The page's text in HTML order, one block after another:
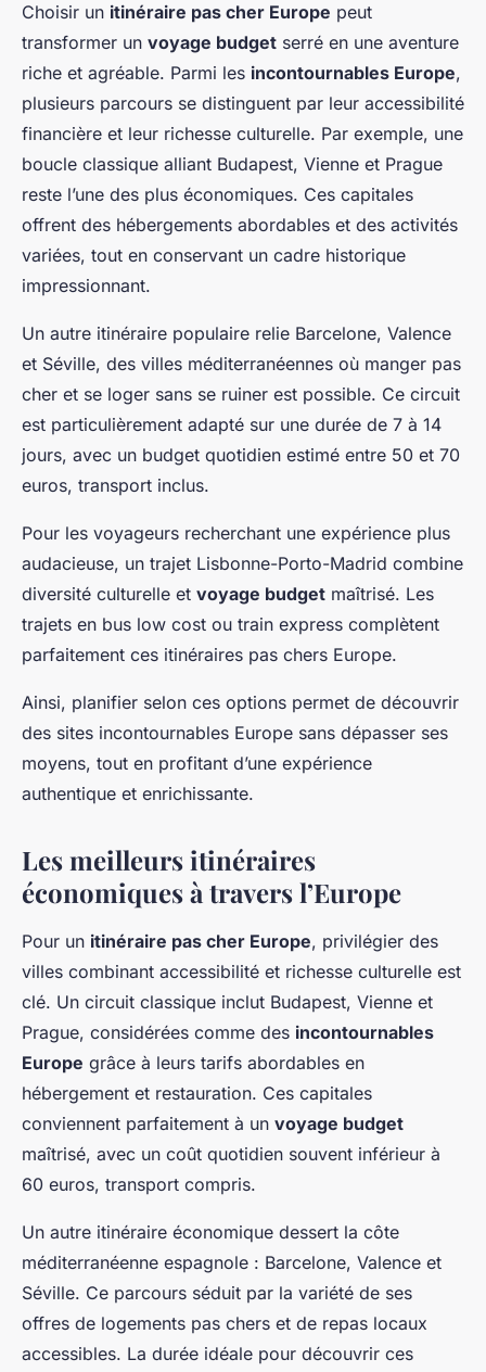
Choisir un itinéraire pas cher Europe peut
transformer un voyage budget serré en une aventure
riche et agréable. Parmi les incontournables Europe,
plusieurs parcours se distinguent par leur accessibilité
financière et leur richesse culturelle. Par exemple, une
boucle classique alliant Budapest, Vienne et Prague
reste l’une des plus économiques. Ces capitales
offrent des hébergements abordables et des activités
variées, tout en conservant un cadre historique
impressionnant.
Un autre itinéraire populaire relie Barcelone, Valence
et Séville, des villes méditerranéennes où manger pas
cher et se loger sans se ruiner est possible. Ce circuit
est particulièrement adapté sur une durée de 7 à 14
jours, avec un budget quotidien estimé entre 50 et 70
euros, transport inclus.
Pour les voyageurs recherchant une expérience plus
audacieuse, un trajet Lisbonne-Porto-Madrid combine
diversité culturelle et voyage budget maîtrisé. Les
trajets en bus low cost ou train express complètent
parfaitement ces itinéraires pas chers Europe.
Ainsi, planifier selon ces options permet de découvrir
des sites incontournables Europe sans dépasser ses
moyens, tout en profitant d’une expérience
authentique et enrichissante.
Les meilleurs itinéraires
économiques à travers l’Europe
Pour un itinéraire pas cher Europe, privilégier des
villes combinant accessibilité et richesse culturelle est
clé. Un circuit classique inclut Budapest, Vienne et
Prague, considérées comme des incontournables
Europe grâce à leurs tarifs abordables en
hébergement et restauration. Ces capitales
conviennent parfaitement à un voyage budget
maîtrisé, avec un coût quotidien souvent inférieur à
60 euros, transport compris.
Un autre itinéraire économique dessert la côte
méditerranéenne espagnole : Barcelone, Valence et
Séville. Ce parcours séduit par la variété de ses
offres de logements pas chers et de repas locaux
accessibles. La durée idéale pour découvrir ces